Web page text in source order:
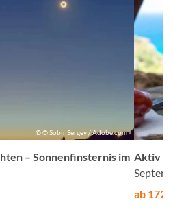
© © SobinSergey / Adobe.com
– Sonnenfinsternis im Aktiv &
ab